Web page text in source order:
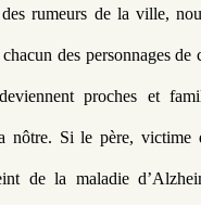
rumeurs de la ville,
des personnages de
proches et
nôtre. Si le père, victime
de la maladie